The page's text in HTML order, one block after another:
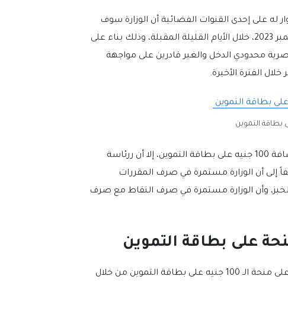
له على إحدى القنوات الفضائية أن الوزارة سوف
تعلن عن رابط التسجيل في منحة 100 جنيه على بطاقة التموين في نوفمبر 2023، خلال الأيام القليلة المقبلة، وذلك بناء على
محدودي الدخل والغير قادرين على مواجهة
الفترة الأخيرة.
وأشار المصيلحي إلى أن الوزارة حتى الآن لم تعلن عن الموعد الرسمي لاضافة 100 جنيه على بطاقة التموين، إلا أن ررئاسة
إلى أن الوزارة مستمرة في صرف المقررات
وأن الوزارة مستمرة في صرف النقاط مع صرف
وأشار “المصيلحي” خلال نهاية حديثه إلى أن المواطنين يمكنهم التقديم على منحة الـ 100 جنيه على بطاقة التموين من خلال